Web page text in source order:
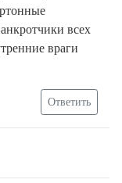
всех
враги
Ответить